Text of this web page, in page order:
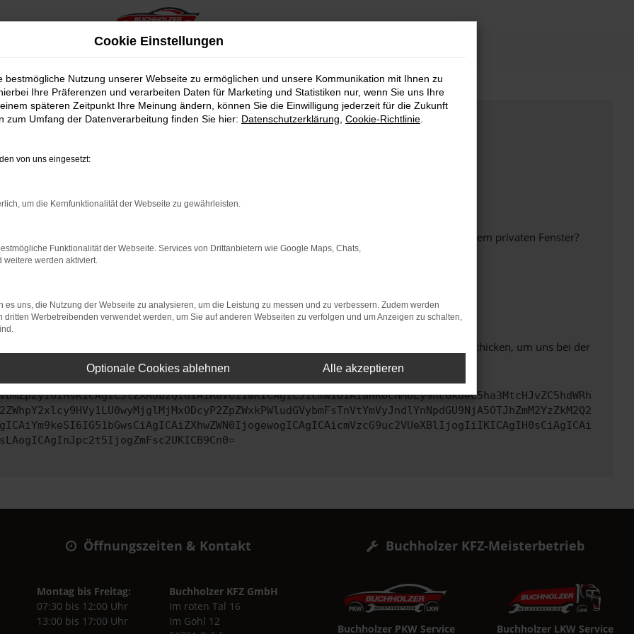
bestimmter Seiten verhindern. Funktioniert die Seite in einem anderen Browser oder in einem privaten Fenster?
beheben.
auf dem neuesten Stand sind.
kann auch dazu führen, dass bestimmte Funktionen nicht mehr unterstützt werden.
uns bitte. Wir werden versuchen, das Problem zu beheben. Du kannst uns diesen Text schicken, um uns bei der
Öffnungszeiten & Kontakt
Montag bis Freitag:
07:30 bis 12:00 Uhr
13:00 bis 17:00 Uhr
Buchholzer KFZ GmbH
Im roten Tal 16
Im Gohl 12
Buchholzer KFZ-Meisterbetrieb
Buchholzer PKW Service Buchholzer LKW Service
Cookie Einstellungen
bestmögliche Nutzung unserer Webseite zu ermöglichen und unsere Kommunikation mit Ihnen zu
Ihre Präferenzen und verarbeiten Daten für Marketing und Statistiken nur, wenn Sie uns Ihre
späteren Zeitpunkt Ihre Meinung ändern, können Sie die Einwilligung jederzeit für die Zukunft
zum Umfang der Datenverarbeitung finden Sie hier: Datenschutzerklärung Cookie-Richtlinie
von uns eingesetzt:
um die Kernfunktionalität der Webseite zu gewährleisten.
Funktionalität der Webseite. Services von Drittanbietern wie Google Maps, Chats,
weitere werden aktiviert.
es uns, die Nutzung der Webseite zu analysieren, um die Leistung zu messen und zu verbessern. Zudem werden
dritten Werbetreibenden verwendet werden, um Sie auf anderen Webseiten zu verfolgen und um Anzeigen zu schalten,
Optionale Cookies ablehnen Alle akzeptieren